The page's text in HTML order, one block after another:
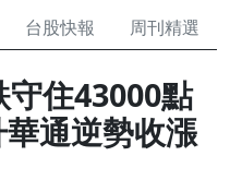
台股快報 周刊精選
住43000點
通逆勢收漲